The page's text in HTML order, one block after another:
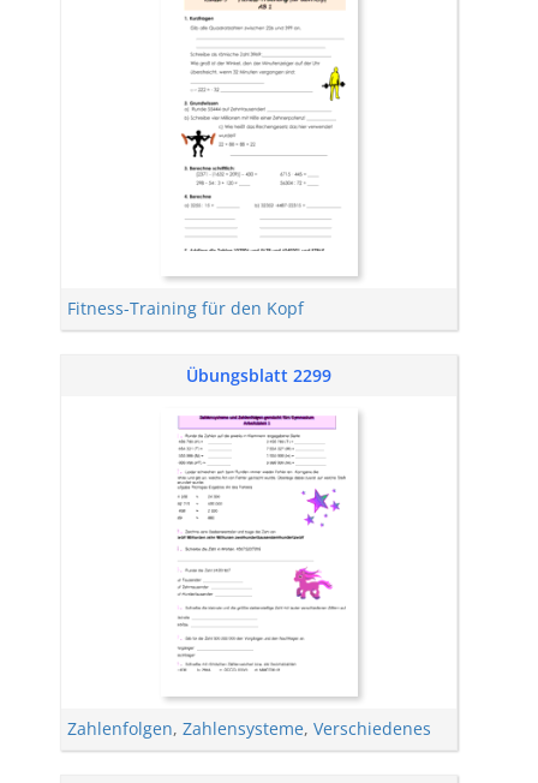
Fitness-Training für den Kopf
Übungsblatt 2299
Zahlenfolgen, Zahlensysteme, Verschiedenes